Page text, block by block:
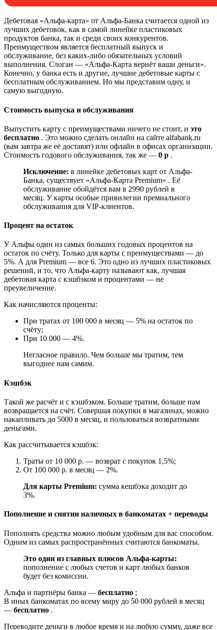
Дебетовая «Альфа-карта» от Альфа-Банка считается одной из
лучших дебетовок, как в самой линейке пластиковых
продуктов банка, так и среди своих конкурентов.
Преимуществом является бесплатный выпуск и
обслуживание, без каких-либо обязательных условий
выполнения. Слоган — «Альфа-Карта вернёт ваши деньги».
Конечно, у банка есть и другие, лучшие дебетовые карты с
бесплатным обслуживанием. Но мы представим одну, и
самую выгодную.
Стоимость выпуска и обслуживания
Выпустить карту с преимуществами ничего не стоит, и это
бесплатно . Это можно сделать онлайн на сайте alfabank.ru
(вам завтра же её доставят) или офлайн в офисах организации.
Стоимость годового обслуживания, так же — 0 р .
Исключение: в линейке дебетовых карт от Альфа-
Банка, существует «Альфа-Карта Premium» . Её
обслуживание обойдётся вам в 2990 рублей в
месяц. У карты особые привилегии премиального
обслуживания для VIP-клиентов.
Процент на остаток
У Альфы один из самых больших годовых процентов на
остаток по счёту. Только для карты с преимуществами — до
5%. А для Premium — все 6. Это одно из лучших пластиковых
решений, и то, что Альфа-карту называют как, лучшая
дебетовая карта с кэшбэком и процентами — не
преувеличение.
Как начисляются проценты:
При тратах от 100 000 в месяц — 5% на остаток по
счёту;
При 10 000 — 4%.
Негласное правило. Чем больше мы тратим, тем
выгоднее нам самим.
Кэшбэк
Такой же расчёт и с кэшбэком. Больше тратим, больше нам
возвращается на счёт. Совершая покупки в магазинах, можно
накапливать до 5000 в месяц, и пользоваться возвратными
деньгами.
Как рассчитывается кэшбэк:
Траты от 10 000 р. — возврат с покупок 1,5%;
От 100 000 р. в месяц — 2%.
Для карты Premium: сумма кешбэка доходит до
3%.
Пополнение и снятии наличных в банкоматах + переводы
Пополнять средства можно любым удобным для вас способом.
Одним из самых распространённых считаются банкоматы.
Это один из главных плюсов Альфа-карты:
пополнение с любых счетов и карт любых банков
будет без комиссии.
Альфа и партнёры банка — бесплатно ;
В иных банкоматах по всему миру до 50 000 рублей в месяц
— бесплатно .
Переводите деньги в любое время и на любую сумму, даже все